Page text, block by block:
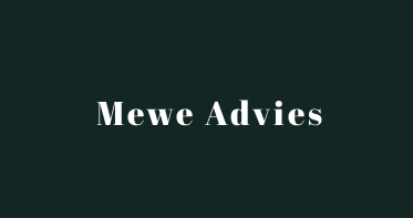
Mewe Advies